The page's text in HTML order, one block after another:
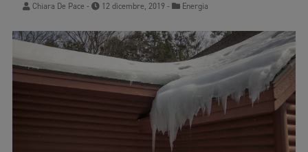
Chiara De Pace - 12 dicembre, 2019 - Energia